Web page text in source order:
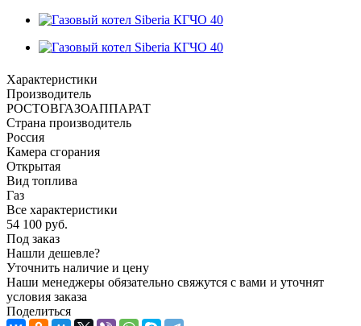
Характеристики
Производитель
РОСТОВГАЗОАППАРАТ
Страна производитель
Россия
Камера сгорания
Открытая
Вид топлива
Газ
Все характеристики
54 100 руб.
Под заказ
Нашли дешевле?
Уточнить наличие и цену
Наши менеджеры обязательно свяжутся с вами и уточнят
условия заказа
Поделиться